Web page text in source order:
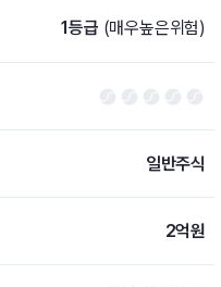
1등급 (매우높은위험)
일반주식
2억원
내맘대로 만들기 · DIY 포트 관리